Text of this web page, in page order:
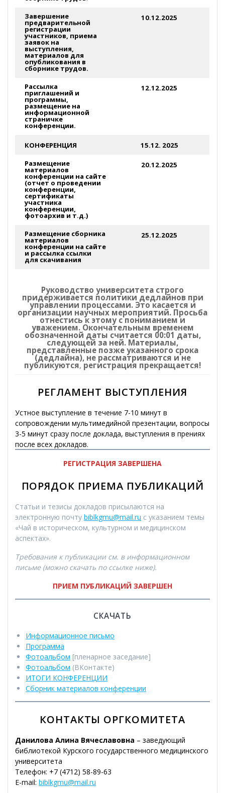
Завершение
предварительной
регистрации
участников, приема
заявок на
выступления,
материалов для
опубликования в
сборнике трудов.
10.12.2025
Рассылка
приглашений и
программы,
размещение на
информационной
страничке
конференции.
12.12.2025
КОНФЕРЕНЦИЯ
15.12. 2025
Размещение
материалов
конференции на сайте
(отчет о проведении
конференции,
сертификаты
участника
конференции,
фотоархив и т.д.)
20.12.2025
Размещение сборника
материалов
конференции на сайте
и рассылка ссылки
для скачивания
25.12.2025
Руководство университета строго
придерживается политики дедлайнов при
управлении процессами. Это касается и
организации научных мероприятий. Просьба
отнестись к этому с пониманием и
уважением. Окончательным временем
обозначенной даты считается 00:01 даты,
следующей за ней. Материалы,
представленные позже указанного срока
(дедлайна), не рассматриваются и не
публикуются,регистрация прекращается!
РЕГЛАМЕНТ ВЫСТУПЛЕНИЯ
Устное выступление в течение 7-10 минут в
сопровождении мультимедийной презентации, вопросы
3-5 минут сразу после доклада, выступления в прениях
после всех докладов.
РЕГИСТРАЦИЯ ЗАВЕРШЕНА
ПОРЯДОК ПРИЕМА ПУБЛИКАЦИЙ
Статьи и тезисы докладов присылаются на
электронную почту biblkgmu@mail.ru с указанием темы
«Чай в историческом, культурном и медицинском
аспектах».
Требования к публикации см. в информационном
письме (можно скачать по ссылке ниже).
ПРИЕМ ПУБЛИКАЦИЙ ЗАВЕРШЕН
СКАЧАТЬ
Информационное письмо
Программа
Фотоальбом [пленарное заседание]
Фотоальбом (ВКонтакте)
ИТОГИ КОНФЕРЕНЦИИ
Сборник материалов конференции
КОНТАКТЫ ОРГКОМИТЕТА
Данилова Алина Вячеславовна – заведующий
библиотекой Курского государственного медицинского
университета
Телефон: +7 (4712) 58-89-63
E-mail: biblkgmu@mail.ru